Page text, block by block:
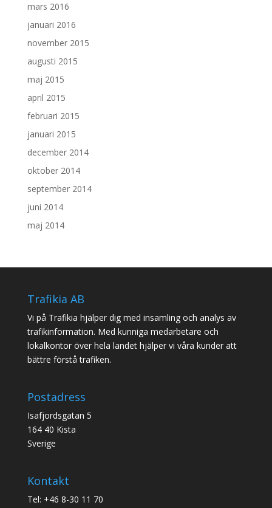
mars 2016
januari 2016
november 2015
augusti 2015
maj 2015
april 2015
februari 2015
januari 2015
december 2014
oktober 2014
september 2014
juni 2014
maj 2014
Trafikia AB
Vi på Trafikia hjälper dig med insamling och analys av
trafikinformation. Med kunniga medarbetare och
lokalkontor över hela landet hjälper vi våra kunder att
bättre förstå trafiken.
Postadress
Isafjordsgatan 5
164 40 Kista
Sverige
Kontakt
Tel: +46 8-30 11 70